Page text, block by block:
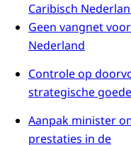
Caribisch
Geen vangnet
Nederland
Controle op
strategische
Aanpak minister
prestaties in de